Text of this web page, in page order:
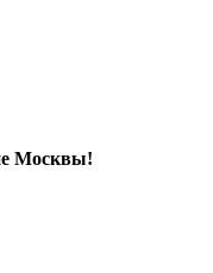
Москвы!